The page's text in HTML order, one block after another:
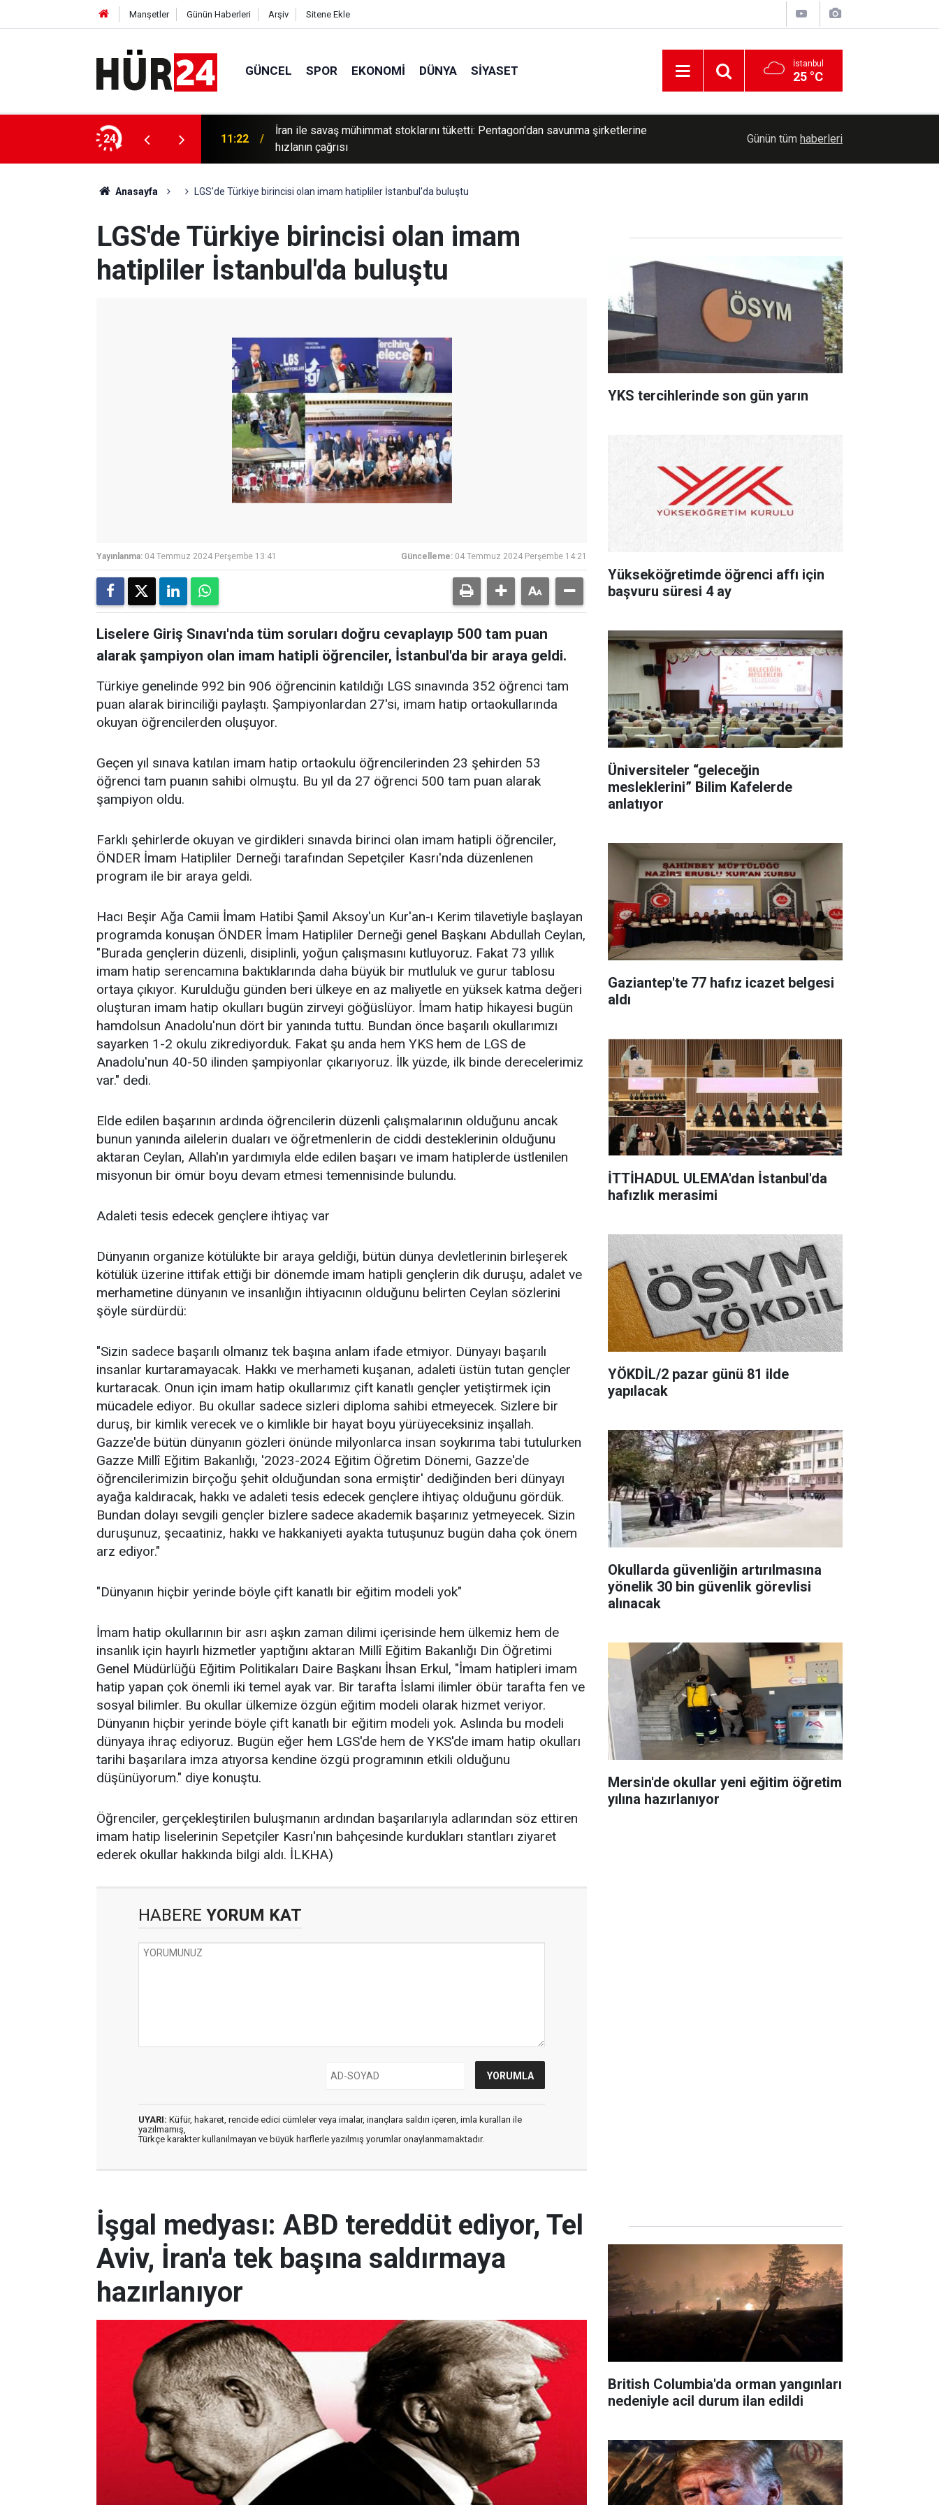
Manşetler Günün Haberleri Arşiv Sitene Ekle
GÜNCEL SPOR EKONOMI DÜNYA SIYASET İstanbul
25 °C
24
Ekonomik krizle mücadele ediyoruz 11:22
İran ile savaş mühimmat stoklarını tüketti: Pentagon'dan savunma şirketlerine
hızlanın çağrısı
Çin'de Dolphin Tayfunu öncesi yüz binlerce
Günün tüm haberleri
Anasayfa LGS'de Türkiye birincisi olan imam hatipliler İstanbul'da buluştu
LGS'de Türkiye birincisi olan imam
hatipliler İstanbul'da buluştu
Yayınlanma: 04 Temmuz 2024 Perşembe 13:41 Güncelleme: 04 Temmuz 2024 Perşembe 14:21
Liselere Giriş Sınavı'nda tüm soruları doğru cevaplayıp 500 tam puan
alarak şampiyon olan imam hatipli öğrenciler, İstanbul'da bir araya geldi.
Türkiye genelinde 992 bin 906 öğrencinin katıldığı LGS sınavında 352 öğrenci tam
puan alarak birinciliği paylaştı. Şampiyonlardan 27'si, imam hatip ortaokullarında
okuyan öğrencilerden oluşuyor.
Geçen yıl sınava katılan imam hatip ortaokulu öğrencilerinden 23 şehirden 53
öğrenci tam puanın sahibi olmuştu. Bu yıl da 27 öğrenci 500 tam puan alarak
şampiyon oldu.
Farklı şehirlerde okuyan ve girdikleri sınavda birinci olan imam hatipli öğrenciler,
ÖNDER İmam Hatipliler Derneği tarafından Sepetçiler Kasrı'nda düzenlenen
program ile bir araya geldi.
Hacı Beşir Ağa Camii İmam Hatibi Şamil Aksoy'un Kur'an-ı Kerim tilavetiyle başlayan
programda konuşan ÖNDER İmam Hatipliler Derneği genel Başkanı Abdullah Ceylan,
"Burada gençlerin düzenli, disiplinli, yoğun çalışmasını kutluyoruz. Fakat 73 yıllık
imam hatip serencamına baktıklarında daha büyük bir mutluluk ve gurur tablosu
ortaya çıkıyor. Kurulduğu günden beri ülkeye en az maliyetle en yüksek katma değeri
oluşturan imam hatip okulları bugün zirveyi göğüslüyor. İmam hatip hikayesi bugün
hamdolsun Anadolu'nun dört bir yanında tuttu. Bundan önce başarılı okullarımızı
sayarken 1-2 okulu zikrediyorduk. Fakat şu anda hem YKS hem de LGS de
Anadolu'nun 40-50 ilinden şampiyonlar çıkarıyoruz. İlk yüzde, ilk binde derecelerimiz
var." dedi.
Elde edilen başarının ardında öğrencilerin düzenli çalışmalarının olduğunu ancak
bunun yanında ailelerin duaları ve öğretmenlerin de ciddi desteklerinin olduğunu
aktaran Ceylan, Allah'ın yardımıyla elde edilen başarı ve imam hatiplerde üstlenilen
misyonun bir ömür boyu devam etmesi temennisinde bulundu.
Adaleti tesis edecek gençlere ihtiyaç var
Dünyanın organize kötülükte bir araya geldiği, bütün dünya devletlerinin birleşerek
kötülük üzerine ittifak ettiği bir dönemde imam hatipli gençlerin dik duruşu, adalet ve
merhametine dünyanın ve insanlığın ihtiyacının olduğunu belirten Ceylan sözlerini
şöyle sürdürdü:
"Sizin sadece başarılı olmanız tek başına anlam ifade etmiyor. Dünyayı başarılı
insanlar kurtaramayacak. Hakkı ve merhameti kuşanan, adaleti üstün tutan gençler
kurtaracak. Onun için imam hatip okullarımız çift kanatlı gençler yetiştirmek için
mücadele ediyor. Bu okullar sadece sizleri diploma sahibi etmeyecek. Sizlere bir
duruş, bir kimlik verecek ve o kimlikle bir hayat boyu yürüyeceksiniz inşallah.
Gazze'de bütün dünyanın gözleri önünde milyonlarca insan soykırıma tabi tutulurken
Gazze Millî Eğitim Bakanlığı, '2023-2024 Eğitim Öğretim Dönemi, Gazze'de
öğrencilerimizin birçoğu şehit olduğundan sona ermiştir' dediğinden beri dünyayı
ayağa kaldıracak, hakkı ve adaleti tesis edecek gençlere ihtiyaç olduğunu gördük.
Bundan dolayı sevgili gençler bizlere sadece akademik başarınız yetmeyecek. Sizin
duruşunuz, şecaatiniz, hakkı ve hakkaniyeti ayakta tutuşunuz bugün daha çok önem
arz ediyor."
"Dünyanın hiçbir yerinde böyle çift kanatlı bir eğitim modeli yok"
İmam hatip okullarının bir asrı aşkın zaman dilimi içerisinde hem ülkemiz hem de
insanlık için hayırlı hizmetler yaptığını aktaran Millî Eğitim Bakanlığı Din Öğretimi
Genel Müdürlüğü Eğitim Politikaları Daire Başkanı İhsan Erkul, "İmam hatipleri imam
hatip yapan çok önemli iki temel ayak var. Bir tarafta İslami ilimler öbür tarafta fen ve
sosyal bilimler. Bu okullar ülkemize özgün eğitim modeli olarak hizmet veriyor.
Dünyanın hiçbir yerinde böyle çift kanatlı bir eğitim modeli yok. Aslında bu modeli
dünyaya ihraç ediyoruz. Bugün eğer hem LGS'de hem de YKS'de imam hatip okulları
tarihi başarılara imza atıyorsa kendine özgü programının etkili olduğunu
düşünüyorum." diye konuştu.
Öğrenciler, gerçekleştirilen buluşmanın ardından başarılarıyla adlarından söz ettiren
imam hatip liselerinin Sepetçiler Kasrı'nın bahçesinde kurdukları stantları ziyaret
ederek okullar hakkında bilgi aldı. İLKHA)
HABERE YORUM KAT
UYARI: Küfür, hakaret, rencide edici cümleler veya imalar, inançlara saldırı içeren, imla kuralları ile
yazılmamış,
Türkçe karakter kullanılmayan ve büyük harflerle yazılmış yorumlar onaylanmamaktadır.
YKS tercihlerinde son gün yarın
Yükseköğretimde öğrenci affı için
başvuru süresi 4 ay
Üniversiteler “geleceğin
mesleklerini” Bilim Kafelerde
anlatıyor
Gaziantep'te 77 hafız icazet belgesi
aldı
İTTİHADUL ULEMA'dan İstanbul'da
hafızlık merasimi
YÖKDİL/2 pazar günü 81 ilde
yapılacak
Okullarda güvenliğin artırılmasına
yönelik 30 bin güvenlik görevlisi
alınacak
Mersin'de okullar yeni eğitim öğretim
yılına hazırlanıyor
İşgal medyası: ABD tereddüt ediyor, Tel
Aviv, İran'a tek başına saldırmaya
hazırlanıyor
British Columbia'da orman yangınları
nedeniyle acil durum ilan edildi